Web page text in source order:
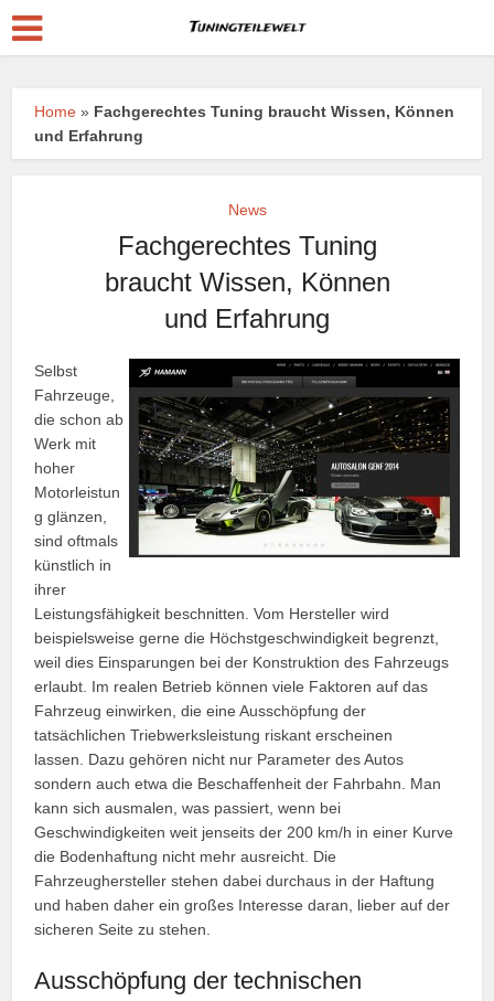
Home » Fachgerechtes Tuning braucht Wissen, Können
und Erfahrung
News
Fachgerechtes Tuning
braucht Wissen, Können
und Erfahrung
Selbst
Fahrzeuge,
die schon ab
Werk mit
hoher
Motorleistun
g glänzen,
sind oftmals
künstlich in
ihrer
Leistungsfähigkeit beschnitten. Vom Hersteller wird
beispielsweise gerne die Höchstgeschwindigkeit begrenzt,
weil dies Einsparungen bei der Konstruktion des Fahrzeugs
erlaubt. Im realen Betrieb können viele Faktoren auf das
Fahrzeug einwirken, die eine Ausschöpfung der
tatsächlichen Triebwerksleistung riskant erscheinen
lassen. Dazu gehören nicht nur Parameter des Autos
sondern auch etwa die Beschaffenheit der Fahrbahn. Man
kann sich ausmalen, was passiert, wenn bei
Geschwindigkeiten weit jenseits der 200 km/h in einer Kurve
die Bodenhaftung nicht mehr ausreicht. Die
Fahrzeughersteller stehen dabei durchaus in der Haftung
und haben daher ein großes Interesse daran, lieber auf der
sicheren Seite zu stehen.
Ausschöpfung der technischen